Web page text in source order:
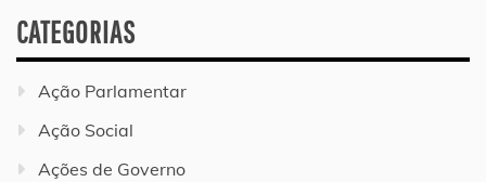
CATEGORIAS
Ação Parlamentar
Ação Social
Ações de Governo